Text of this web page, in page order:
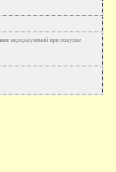
недоразумений при покупке